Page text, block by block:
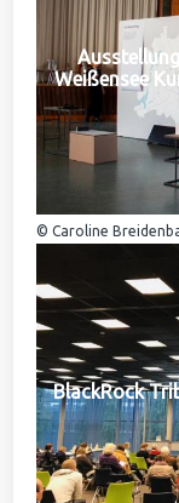
Weißensee
© Caroline
BlackRock